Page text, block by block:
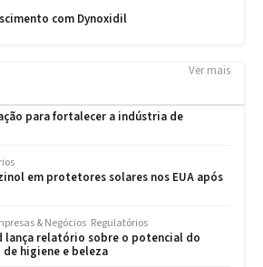
Ver mais
para fortalecer a indústria de
em protetores solares nos EUA após
& Negócios Regulatórios
relatório sobre o potencial do
higiene e beleza